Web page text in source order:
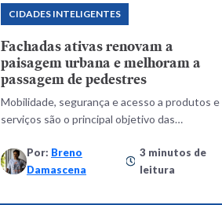
CIDADES INTELIGENTES
Fachadas ativas renovam a
paisagem urbana e melhoram a
passagem de pedestres
Mobilidade, segurança e acesso a produtos e
serviços são o principal objetivo das
Por: Breno
Damascena
3 minutos de
leitura